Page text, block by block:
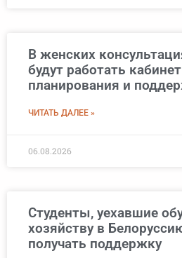
В женских
будут работать
планирования и
ЧИТАТЬ ДАЛЕЕ »
06.08.2026
Студенты, уехавшие
хозяйству в
получать поддержку